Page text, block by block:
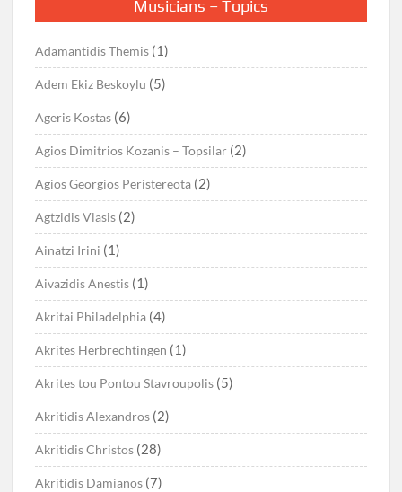
Musicians – Topics
Adamantidis Themis (1)
Adem Ekiz Beskoylu (5)
Ageris Kostas (6)
Agios Dimitrios Kozanis – Topsilar (2)
Agios Georgios Peristereota (2)
Agtzidis Vlasis (2)
Ainatzi Irini (1)
Aivazidis Anestis (1)
Akritai Philadelphia (4)
Akrites Herbrechtingen (1)
Akrites tou Pontou Stavroupolis (5)
Akritidis Alexandros (2)
Akritidis Christos (28)
Akritidis Damianos (7)